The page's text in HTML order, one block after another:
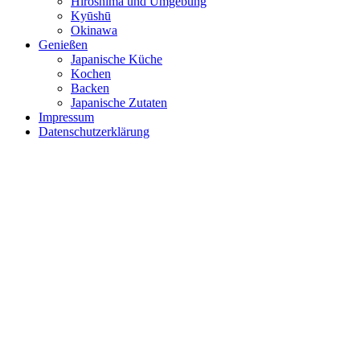
Kyūshū
Okinawa
Genießen
Japanische Küche
Kochen
Backen
Japanische Zutaten
Impressum
Datenschutzerklärung